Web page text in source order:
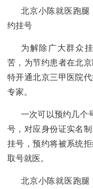
北京小陈就医跑
约挂号
为解除广大群众
苦，为节约患者在北
特开通北京三甲医院
专家。
一次可以预约几个
号，对应身份证实名
挂号，预约将被系统
取号就医。
北京小陈就医跑